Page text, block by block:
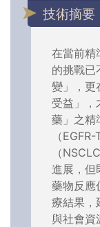
技術摘要
在當前精
的挑戰已
變」，更
受益」，
藥」之精
（
（
進展，但
藥物反應
療結果，
與社會資